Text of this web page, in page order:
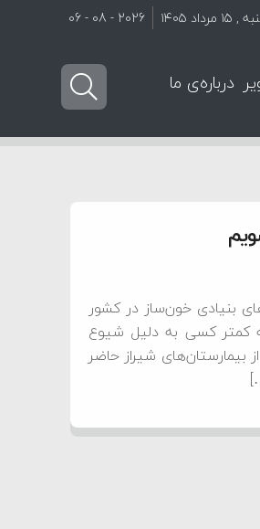
۱۴۰۵ 2026 - 08 - 06
درباره‌ی ما
بنیادی خون‌ساز در کشور
کمتر کسی به دلیل شیوع
شیراز حاضر